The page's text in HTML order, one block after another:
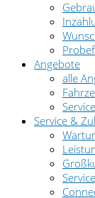
Angebote
alle
Service &